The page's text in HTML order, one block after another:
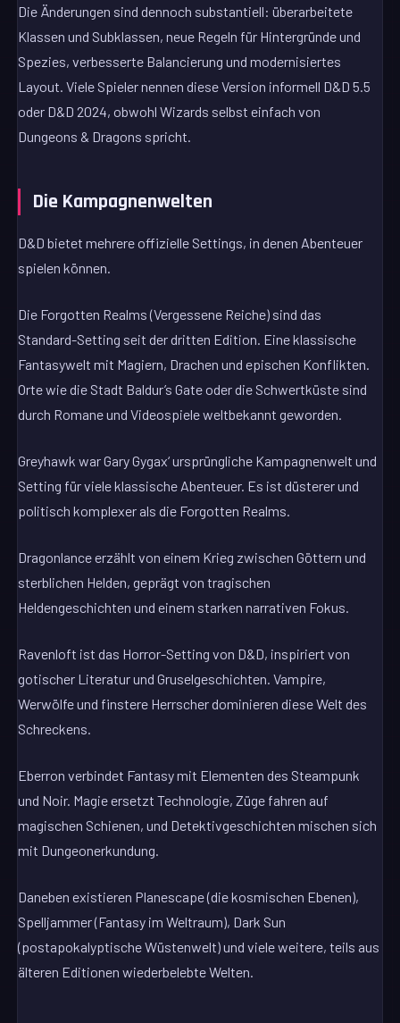
Die Änderungen sind dennoch substantiell: überarbeitete
Klassen und Subklassen, neue Regeln für Hintergründe und
Spezies, verbesserte Balancierung und modernisiertes
Layout. Viele Spieler nennen diese Version informell D&D 5.5
oder D&D 2024, obwohl Wizards selbst einfach von
Dungeons & Dragons spricht.
Die Kampagnenwelten
D&D bietet mehrere offizielle Settings, in denen Abenteuer
spielen können.
Die Forgotten Realms (Vergessene Reiche) sind das
Standard-Setting seit der dritten Edition. Eine klassische
Fantasywelt mit Magiern, Drachen und epischen Konflikten.
Orte wie die Stadt Baldur’s Gate oder die Schwertküste sind
durch Romane und Videospiele weltbekannt geworden.
Greyhawk war Gary Gygax‘ ursprüngliche Kampagnenwelt und
Setting für viele klassische Abenteuer. Es ist düsterer und
politisch komplexer als die Forgotten Realms.
Dragonlance erzählt von einem Krieg zwischen Göttern und
sterblichen Helden, geprägt von tragischen
Heldengeschichten und einem starken narrativen Fokus.
Ravenloft ist das Horror-Setting von D&D, inspiriert von
gotischer Literatur und Gruselgeschichten. Vampire,
Werwölfe und finstere Herrscher dominieren diese Welt des
Schreckens.
Eberron verbindet Fantasy mit Elementen des Steampunk
und Noir. Magie ersetzt Technologie, Züge fahren auf
magischen Schienen, und Detektivgeschichten mischen sich
mit Dungeonerkundung.
Daneben existieren Planescape (die kosmischen Ebenen),
Spelljammer (Fantasy im Weltraum), Dark Sun
(postapokalyptische Wüstenwelt) und viele weitere, teils aus
älteren Editionen wiederbelebte Welten.